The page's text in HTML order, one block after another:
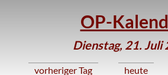
OP-
Dienstag, 21. Juli
vorheriger Tag heute